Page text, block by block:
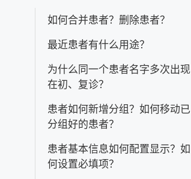
如何合并患者？删除患者？
最近患者有什么用途？
为什么同一个患者名字多次出现
在初、复诊？
患者如何新增分组？如何移动已
分组好的患者？
患者基本信息如何配置显示？如
何设置必填项？